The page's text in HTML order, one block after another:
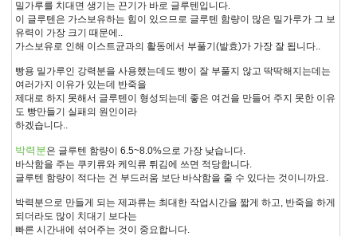
밀가루를 치대면 생기는 끈기가 바로 글루텐입니다.
이 글루텐은 가스보유하는 힘이 있으므로 글루텐 함량이 많은 밀가루가 그 보
유력이 가장 크기 때문에..
가스보유로 인해 이스트균과의 활동에서 부풀기(발효)가 가장 잘 됩니다..
빵용 밀가루인 강력분을 사용했는데도 빵이 잘 부풀지 않고 딱딱해지는데는
여러가지 이유가 있는데 반죽을
제대로 하지 못해서 글루텐이 형성되는데 좋은 여건을 만들어 주지 못한 이유
도 빵만들기 실패의 원인이라
하겠습니다..
박력분은 글루텐 함량이 6.5~8.0%으로 가장 낮습니다.
바삭함을 주는 쿠키류와 케익류 튀김에 쓰면 적당합니다.
글루텐 함량이 적다는 건 부드러움 보단 바삭함을 줄 수 있다는 것이니까요.
박력분으로 만들게 되는 제과류는 최대한 작업시간을 짧게 하고, 반죽을 하게
되더라도 많이 치대기 보다는
빠른 시간내에 섞어주는 것이 중요합니다.